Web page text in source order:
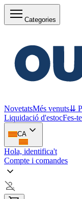
Categories
NovetatsMés venuts⇊
Liquidació d'estocFes-
CA
Hola, identifica't
Compte i comandes